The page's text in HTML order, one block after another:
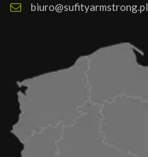
biuro@sufityarmstrong.pl